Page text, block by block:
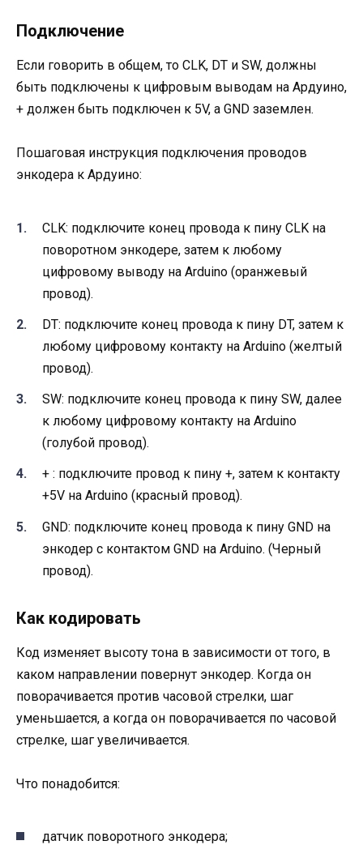
Подключение
Если говорить в общем, то CLK, DT и SW, должны
быть подключены к цифровым выводам на Ардуино,
+ должен быть подключен к 5V, а GND заземлен.
Пошаговая инструкция подключения проводов
энкодера к Ардуино:
CLK: подключите конец провода к пину CLK на
поворотном энкодере, затем к любому
цифровому выводу на Arduino (оранжевый
провод).
DT: подключите конец провода к пину DT, затем к
любому цифровому контакту на Arduino (желтый
провод).
SW: подключите конец провода к пину SW, далее
к любому цифровому контакту на Arduino
(голубой провод).
+ : подключите провод к пину +, затем к контакту
+5V на Arduino (красный провод).
GND: подключите конец провода к пину GND на
энкодер с контактом GND на Arduino. (Черный
провод).
Как кодировать
Код изменяет высоту тона в зависимости от того, в
каком направлении повернут энкодер. Когда он
поворачивается против часовой стрелки, шаг
уменьшается, а когда он поворачивается по часовой
стрелке, шаг увеличивается.
Что понадобится:
датчик поворотного энкодера;